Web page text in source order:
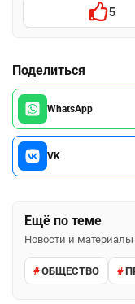
5
Поделиться
WhatsApp
VK
Ещё по теме
Новости и
ОБЩЕСТВО